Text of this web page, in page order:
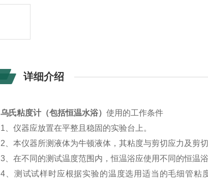
详细介绍
乌氏粘度计（包括恒温水浴）使用的工作条件
1、仪器应放置在平整且稳固的实验台上。
2、本仪器所测液体为牛顿液体，其粘度与剪切应力及剪切
3、在不同的测试温度范围内，恒温浴应使用不同的恒温浴
4、测试试样时应根据实验的温度选用适当的毛细管粘